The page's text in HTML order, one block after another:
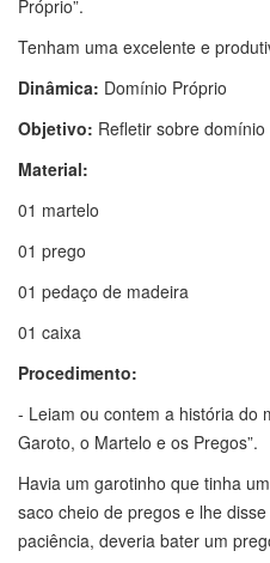
Próprio”.
Tenham uma excelente e
Dinâmica: Domínio Próprio
Objetivo: Refletir sobre domínio
Material:
01 martelo
01 prego
01 pedaço de madeira
01 caixa
Procedimento:
- Leiam ou contem a história do
Garoto, o Martelo e os Pregos”.
Havia um garotinho que tinha
saco cheio de pregos e lhe
paciência, deveria bater um